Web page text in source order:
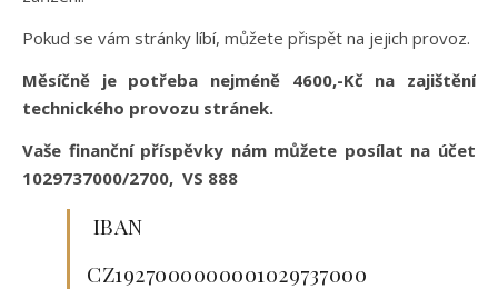
Pokud se vám stránky líbí, můžete přispět na jejich provoz.
Měsíčně je potřeba nejméně 4600,-Kč na zajištění
technického provozu stránek.
Vaše finanční příspěvky nám můžete posílat na účet
1029737000/2700, VS 888
IBAN
CZ1927000000001029737000